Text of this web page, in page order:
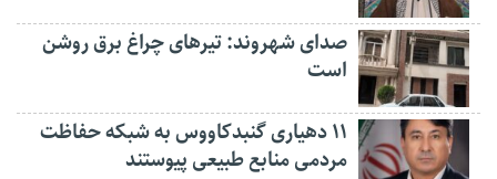
صدای شهروند: تیرهای چراغ برق روشن
است
۱۱ دهیاری گنبدکاووس به شبکه حفاظت
مردمی منابع طبیعی پیوستند